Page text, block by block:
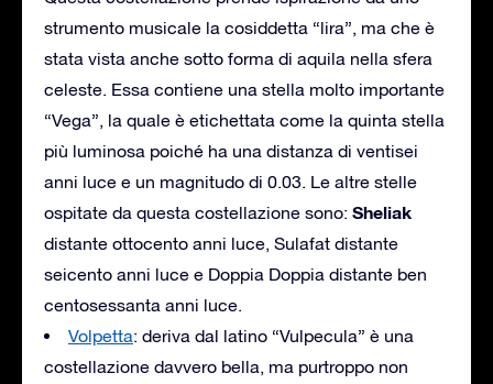
strumento musicale la cosiddetta “lira”, ma che è
stata vista anche sotto forma di aquila nella sfera
celeste. Essa contiene una stella molto importante
“Vega”, la quale è etichettata come la quinta stella
più luminosa poiché ha una distanza di ventisei
anni luce e un magnitudo di 0.03. Le altre stelle
ospitate da questa costellazione sono: Sheliak
distante ottocento anni luce, Sulafat distante
seicento anni luce e Doppia Doppia distante ben
centosessanta anni luce.
Volpetta: deriva dal latino “Vulpecula” è una
costellazione davvero bella, ma purtroppo non